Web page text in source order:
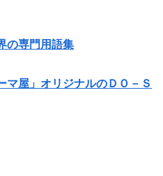
の専門用語集
マ屋」オリジナルのＤＯ－Ｓ